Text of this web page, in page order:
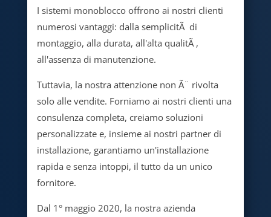
I sistemi monoblocco offrono ai nostri clienti
numerosi vantaggi: dalla semplicitÃ di
montaggio, alla durata, all'alta qualitÃ ,
all'assenza di manutenzione.
Tuttavia, la nostra attenzione non Ã¨ rivolta
solo alle vendite. Forniamo ai nostri clienti una
consulenza completa, creiamo soluzioni
personalizzate e, insieme ai nostri partner di
installazione, garantiamo un'installazione
rapida e senza intoppi, il tutto da un unico
fornitore.
Dal 1° maggio 2020, la nostra azienda